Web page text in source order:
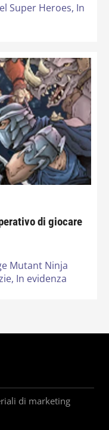
Super Heroes, In
di giocare
Mutant Ninja
In evidenza
di marketing